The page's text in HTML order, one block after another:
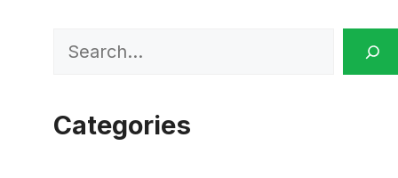
Search
Categories